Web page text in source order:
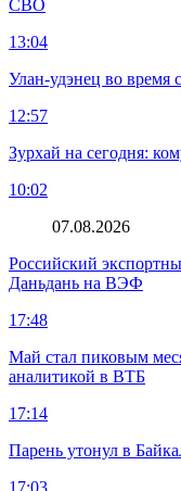
СВО
13:04
Улан-удэнец во время
12:57
Зурхай на сегодня:
10:02
07.08.2026
Российский
Даньдань на ВЭФ
17:48
Май стал пиковым
аналитикой в ВТБ
17:14
Парень утонул в